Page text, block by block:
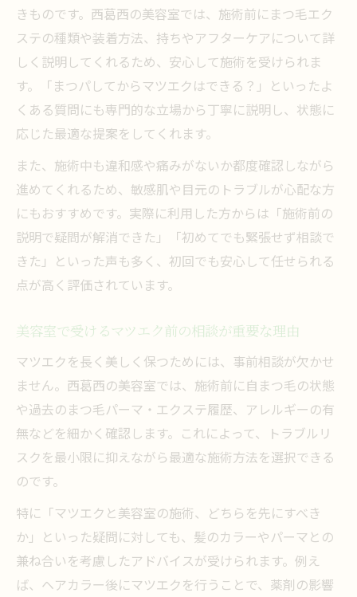
きものです。西葛西の美容室では、施術前にまつ毛エク
ステの種類や装着方法、持ちやアフターケアについて詳
しく説明してくれるため、安心して施術を受けられま
す。「まつパしてからマツエクはできる？」といったよ
くある質問にも専門的な立場から丁寧に説明し、状態に
応じた最適な提案をしてくれます。
また、施術中も違和感や痛みがないか都度確認しながら
進めてくれるため、敏感肌や目元のトラブルが心配な方
にもおすすめです。実際に利用した方からは「施術前の
説明で疑問が解消できた」「初めてでも緊張せず相談で
きた」といった声も多く、初回でも安心して任せられる
点が高く評価されています。
美容室で受けるマツエク前の相談が重要な理由
マツエクを長く美しく保つためには、事前相談が欠かせ
ません。西葛西の美容室では、施術前に自まつ毛の状態
や過去のまつ毛パーマ・エクステ履歴、アレルギーの有
無などを細かく確認します。これによって、トラブルリ
スクを最小限に抑えながら最適な施術方法を選択できる
のです。
特に「マツエクと美容室の施術、どちらを先にすべき
か」といった疑問に対しても、髪のカラーやパーマとの
兼ね合いを考慮したアドバイスが受けられます。例え
ば、ヘアカラー後にマツエクを行うことで、薬剤の影響